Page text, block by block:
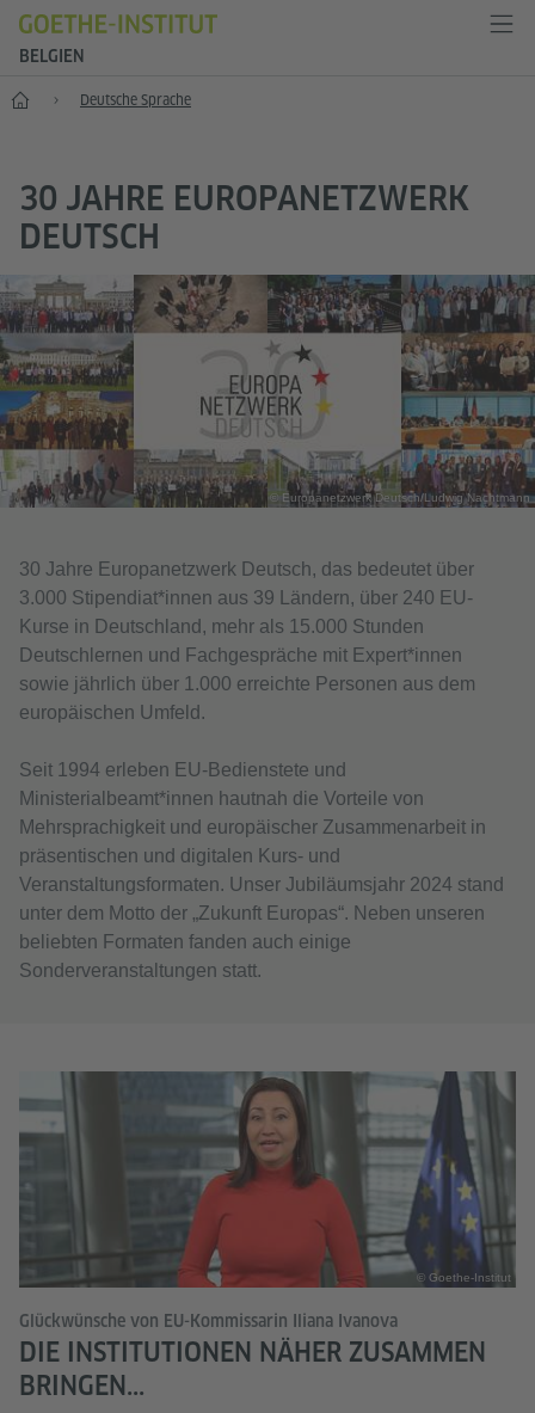
BELGIEN
Start Deutsche Sprache
30 JAHRE EUROPANETZWERK
DEUTSCH
© Europanetzwerk Deutsch/Ludwig Nachtmann
30 Jahre Europanetzwerk Deutsch, das bedeutet über
3.000 Stipendiat*innen aus 39 Ländern, über 240 EU-
Kurse in Deutschland, mehr als 15.000 Stunden
Deutschlernen und Fachgespräche mit Expert*innen
sowie jährlich über 1.000 erreichte Personen aus dem
europäischen Umfeld.
Seit 1994 erleben EU-Bedienstete und
Ministerialbeamt*innen hautnah die Vorteile von
Mehrsprachigkeit und europäischer Zusammenarbeit in
präsentischen und digitalen Kurs- und
Veranstaltungsformaten. Unser Jubiläumsjahr 2024 stand
unter dem Motto der „Zukunft Europas“. Neben unseren
beliebten Formaten fanden auch einige
Sonderveranstaltungen statt.
© Goethe-Institut
Glückwünsche von EU-Kommissarin Iliana Ivanova
DIE INSTITUTIONEN NÄHER ZUSAMMEN
BRINGEN...